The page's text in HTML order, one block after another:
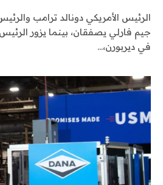
الرئيس الأمريكي دونالد ترامب
جيم فارلي يصفقان، بينما يزور
في ديربورن،…